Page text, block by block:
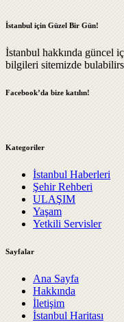
İstanbul için Güzel Bir Gün!
İstanbul hakkında güncel
bilgileri sitemizde
Facebook’da bize katılın!
Kategoriler
İstanbul Haberleri
Şehir Rehberi
ULAŞIM
Yaşam
Yetkili Servisler
Sayfalar
Ana Sayfa
Hakkında
İletişim
İstanbul Haritası